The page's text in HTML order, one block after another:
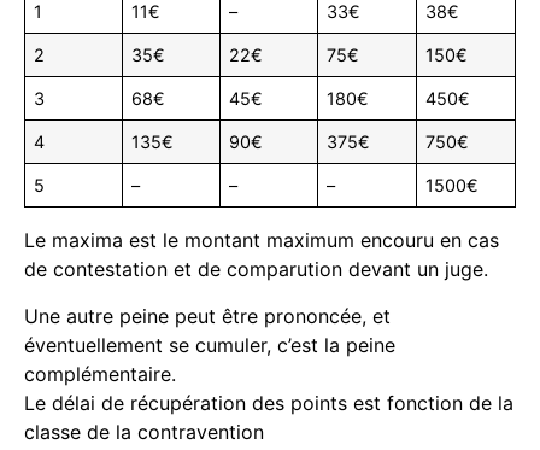
1 11€ – 33€ 38€
2 35€ 22€ 75€ 150€
3 68€ 45€ 180€ 450€
4 135€ 90€ 375€ 750€
5 – – – 1500€
Le maxima est le montant maximum encouru en cas
de contestation et de comparution devant un juge.
Une autre peine peut être prononcée, et
éventuellement se cumuler, c’est la peine
complémentaire.
Le délai de récupération des points est fonction de la
classe de la contravention